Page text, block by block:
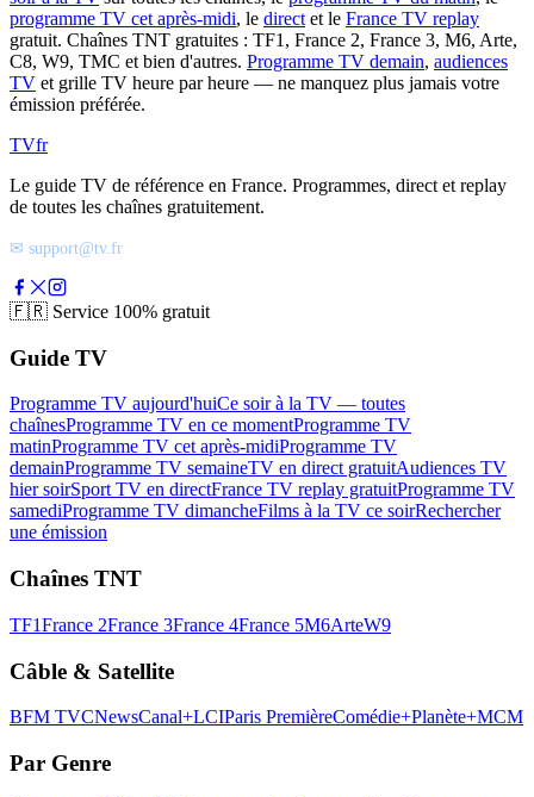
programme TV cet après-midi, le direct et le France TV replay
gratuit. Chaînes TNT gratuites : TF1, France 2, France 3, M6, Arte,
C8, W9, TMC et bien d'autres. Programme TV demain, audiences
TV et grille TV heure par heure — ne manquez plus jamais votre
émission préférée.
TVfr
Le guide TV de référence en France. Programmes, direct et replay
de toutes les chaînes gratuitement.
✉ support@tv.fr
🇫🇷 Service 100% gratuit
Guide TV
Programme TV aujourd'huiCe soir à la TV — toutes
chaînesProgramme TV en ce momentProgramme TV
matinProgramme TV cet après-midiProgramme TV
demainProgramme TV semaineTV en direct gratuitAudiences TV
hier soirSport TV en directFrance TV replay gratuitProgramme TV
samediProgramme TV dimancheFilms à la TV ce soirRechercher
une émission
Chaînes TNT
TF1France 2France 3France 4France 5M6ArteW9
Câble & Satellite
BFM TVCNewsCanal+LCIParis PremièreComédie+Planète+MCM
Par Genre